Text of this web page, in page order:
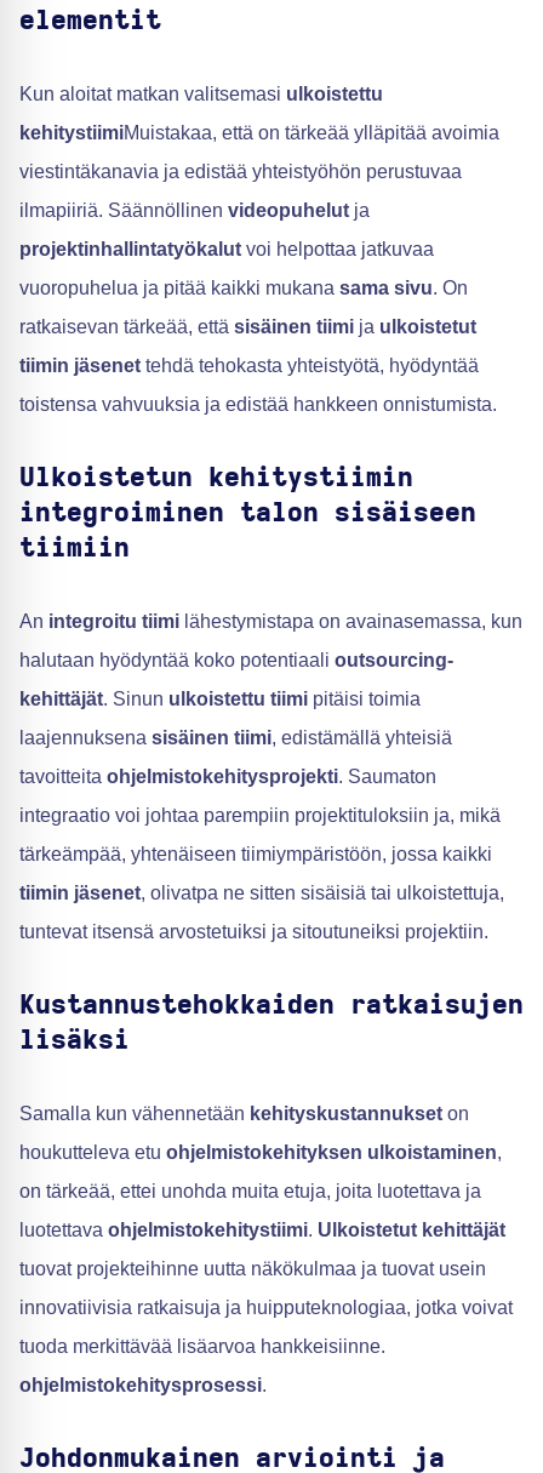
elementit
Kun aloitat matkan valitsemasi ulkoistettu
kehitystiimiMuistakaa, että on tärkeää ylläpitää avoimia
viestintäkanavia ja edistää yhteistyöhön perustuvaa
ilmapiiriä. Säännöllinen videopuhelut ja
projektinhallintatyökalut voi helpottaa jatkuvaa
vuoropuhelua ja pitää kaikki mukana sama sivu. On
ratkaisevan tärkeää, että sisäinen tiimi ja ulkoistetut
tiimin jäsenet tehdä tehokasta yhteistyötä, hyödyntää
toistensa vahvuuksia ja edistää hankkeen onnistumista.
Ulkoistetun kehitystiimin
integroiminen talon sisäiseen
tiimiin
An integroitu tiimi lähestymistapa on avainasemassa, kun
halutaan hyödyntää koko potentiaali outsourcing-
kehittäjät. Sinun ulkoistettu tiimi pitäisi toimia
laajennuksena sisäinen tiimi, edistämällä yhteisiä
tavoitteita ohjelmistokehitysprojekti. Saumaton
integraatio voi johtaa parempiin projektituloksiin ja, mikä
tärkeämpää, yhtenäiseen tiimiympäristöön, jossa kaikki
tiimin jäsenet, olivatpa ne sitten sisäisiä tai ulkoistettuja,
tuntevat itsensä arvostetuiksi ja sitoutuneiksi projektiin.
Kustannustehokkaiden ratkaisujen
lisäksi
Samalla kun vähennetään kehityskustannukset on
houkutteleva etu ohjelmistokehityksen ulkoistaminen,
on tärkeää, ettei unohda muita etuja, joita luotettava ja
luotettava ohjelmistokehitystiimi. Ulkoistetut kehittäjät
tuovat projekteihinne uutta näkökulmaa ja tuovat usein
innovatiivisia ratkaisuja ja huipputeknologiaa, jotka voivat
tuoda merkittävää lisäarvoa hankkeisiinne.
ohjelmistokehitysprosessi.
Johdonmukainen arviointi ja